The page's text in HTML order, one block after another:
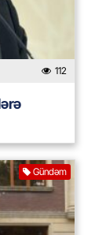
112
Gündəm